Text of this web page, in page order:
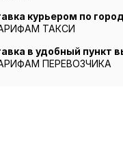
курьером по
ТАКСИ
в удобный пункт
ПЕРЕВОЗЧИКА